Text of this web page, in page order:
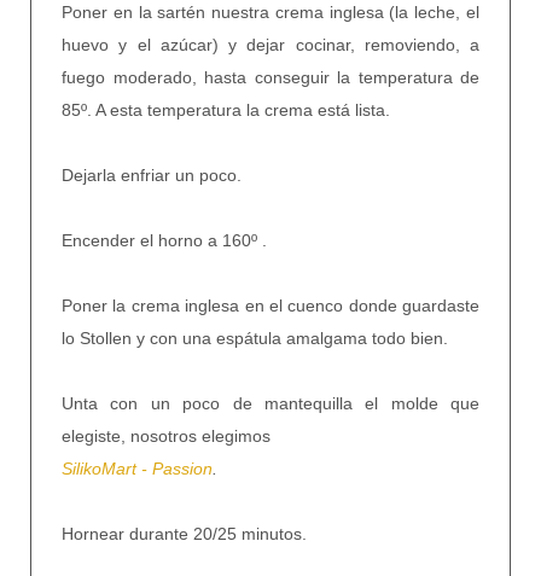
Poner en la sartén nuestra crema inglesa (la leche, el
huevo y el azúcar) y dejar cocinar, removiendo, a
fuego moderado, hasta conseguir la temperatura de
85º. A esta temperatura la crema está lista.
Dejarla enfriar un poco.
Encender el horno a 160º .
Poner la crema inglesa en el cuenco donde guardaste
lo Stollen y con una espátula amalgama todo bien.
Unta con un poco de mantequilla el molde que
elegiste, nosotros elegimos
SilikoMart - Passion
Hornear durante 20/25 minutos.